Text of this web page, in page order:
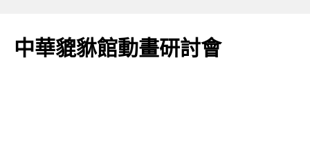
主
中華貔貅館動畫研討會